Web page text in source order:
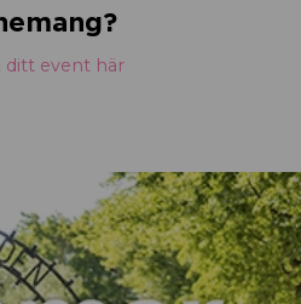
ditt event här